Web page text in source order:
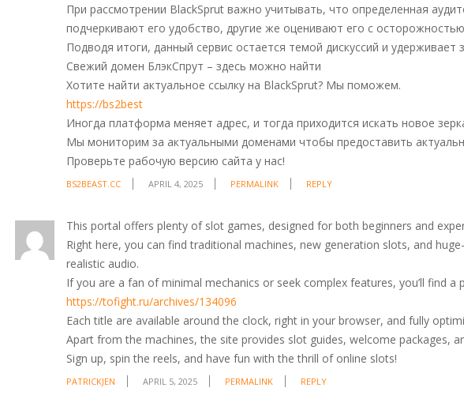
При рассмотрении BlackSprut важно учитывать, что определенная
подчеркивают его удобство, другие же оценивают его с
Подводя итоги, данный сервис остается темой дискуссий и
Свежий домен БлэкСпрут – здесь можно найти
Хотите найти актуальное ссылку на BlackSprut? Мы поможем.
https://bs2best
Иногда платформа меняет адрес, и тогда приходится искать новое
Мы мониторим за актуальными доменами чтобы предоставить
Проверьте рабочую версию сайта у нас!
BS2BEAST.CC APRIL 4, 2025 PERMALINK REPLY
This portal offers plenty of slot games, designed for both beginners and
Right here, you can find traditional machines, new generation slots, and
realistic audio.
If you are a fan of minimal mechanics or seek complex features, you’ll find a
https://tofight.ru/archives/134096
Each title are available around the clock, right in your browser, and fully
Apart from the machines, the site provides slot guides, welcome packages,
Sign up, spin the reels, and have fun with the thrill of online slots!
PATRICKJEN APRIL 5, 2025 PERMALINK REPLY